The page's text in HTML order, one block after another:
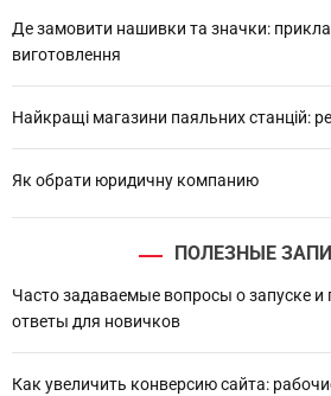
Де замовити нашивки та значки:
виготовлення
Найкращі магазини паяльних станцій:
Як обрати юридичну компанию
ПОЛЕЗНЫЕ
Часто задаваемые вопросы о запуске и
ответы для новичков
Как увеличить конверсию сайта: